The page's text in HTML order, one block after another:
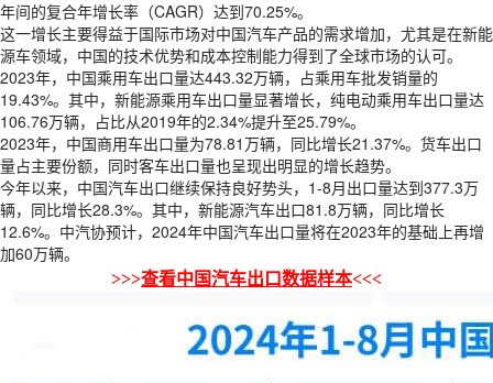
年间的复合年增长率（CAGR）达到70.25%。
这一增长主要得益于国际市场对中国汽车产品的需求增加，尤其是在新能
源车领域，中国的技术优势和成本控制能力得到了全球市场的认可。
2023年，中国乘用车出口量达443.32万辆，占乘用车批发销量的
19.43%。其中，新能源乘用车出口量显著增长，纯电动乘用车出口量达
106.76万辆，占比从2019年的2.34%提升至25.79%。
2023年，中国商用车出口量为78.81万辆，同比增长21.37%。货车出口
量占主要份额，同时客车出口量也呈现出明显的增长趋势。
今年以来，中国汽车出口继续保持良好势头，1-8月出口量达到377.3万
辆，同比增长28.3%。其中，新能源汽车出口81.8万辆，同比增长
12.6%。中汽协预计，2024年中国汽车出口量将在2023年的基础上再增
加60万辆。
>>>查看中国汽车出口数据样本<<<